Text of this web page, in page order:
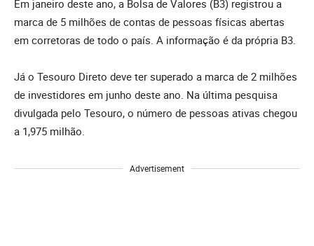
Em janeiro deste ano, a Bolsa de Valores (B3) registrou a
marca de 5 milhões de contas de pessoas físicas abertas
em corretoras de todo o país. A informação é da própria B3.
Já o Tesouro Direto deve ter superado a marca de 2 milhões
de investidores em junho deste ano. Na última pesquisa
divulgada pelo Tesouro, o número de pessoas ativas chegou
a 1,975 milhão.
Advertisement